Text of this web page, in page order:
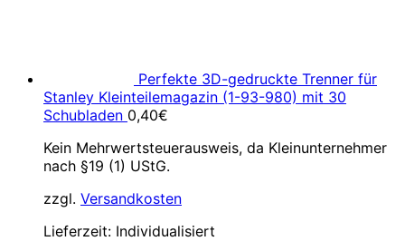
Perfekte 3D-gedruckte Trenner für
Stanley Kleinteilemagazin (1-93-980) mit 30
Schubladen 0,40€
Kein Mehrwertsteuerausweis, da Kleinunternehmer
nach §19 (1) UStG.
zzgl. Versandkosten
Lieferzeit: Individualisiert